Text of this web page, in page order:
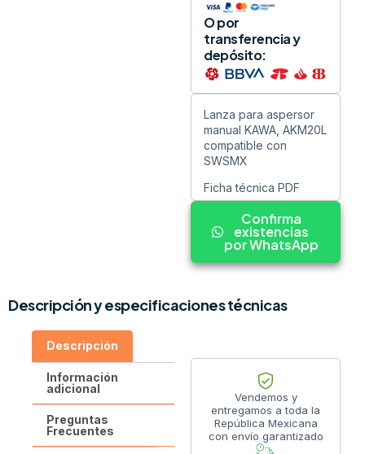
O por
transferencia y
depósito:
Lanza para aspersor
manual KAWA, AKM20L
compatible con
SWSMX
Ficha técnica PDF
Confirma
existencias
por WhatsApp
Descripción y especificaciones técnicas
Descripción
Información
adicional
Preguntas
Frecuentes
Vendemos y
entregamos a toda la
República Mexicana
con envío garantizado